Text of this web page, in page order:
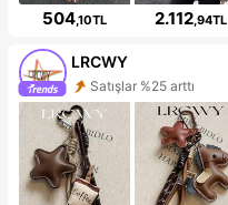
504,10TL 2.112,94TL
LRCWY
Satışlar %25 arttı